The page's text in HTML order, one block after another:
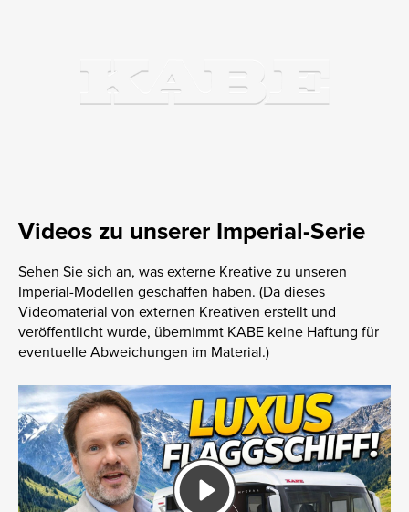
Videos zu unserer Imperial-Serie
Sehen Sie sich an, was externe Kreative zu unseren
Imperial-Modellen geschaffen haben. (Da dieses
Videomaterial von externen Kreativen erstellt und
veröffentlicht wurde, übernimmt KABE keine Haftung für
eventuelle Abweichungen im Material.)